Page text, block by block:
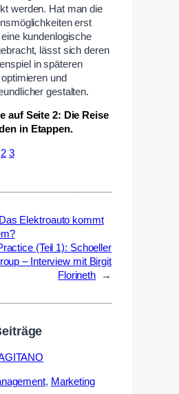
werden. Hat man die
erst
kundenlogische
lässt sich deren
in späteren
und
gestalten.
auf Seite 2: Die Reise
in Etappen.
2 3
Elektroauto kommt
(Teil 1): Schoeller
– Interview mit Birgit
Florineth
→
, Marketing